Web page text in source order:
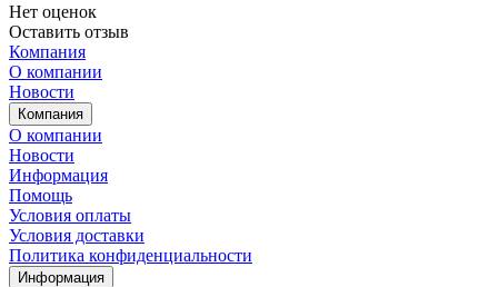
Нет оценок
Оставить отзыв
Компания
О компании
Новости
Компания
О компании
Новости
Информация
Помощь
Условия оплаты
Условия доставки
Политика конфиденциальности
Информация